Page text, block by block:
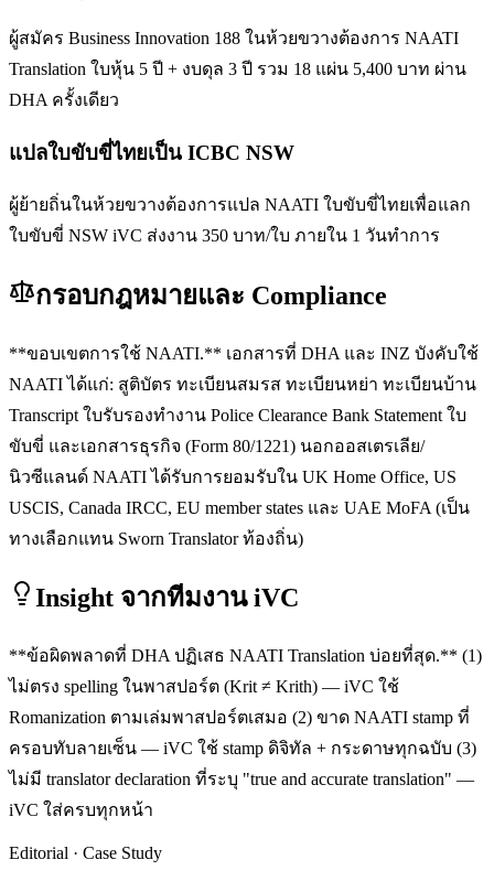
ผู้สมัคร Business Innovation 188 ในห้วยขวางต้องการ NAATI
Translation ใบหุ้น 5 ปี + งบดุล 3 ปี รวม 18 แผ่น 5,400 บาท ผ่าน
DHA ครั้งเดียว
แปลใบขับขี่ไทยเป็น ICBC NSW
ผู้ย้ายถิ่นในห้วยขวางต้องการแปล NAATI ใบขับขี่ไทยเพื่อแลก
ใบขับขี่ NSW iVC ส่งงาน 350 บาท/ใบ ภายใน 1 วันทำการ
กรอบกฎหมายและ Compliance
**ขอบเขตการใช้ NAATI.** เอกสารที่ DHA และ INZ บังคับใช้
NAATI ได้แก่: สูติบัตร ทะเบียนสมรส ทะเบียนหย่า ทะเบียนบ้าน
Transcript ใบรับรองทำงาน Police Clearance Bank Statement ใบ
ขับขี่ และเอกสารธุรกิจ (Form 80/1221) นอกออสเตรเลีย/
นิวซีแลนด์ NAATI ได้รับการยอมรับใน UK Home Office, US
USCIS, Canada IRCC, EU member states และ UAE MoFA (เป็น
ทางเลือกแทน Sworn Translator ท้องถิ่น)
Insight จากทีมงาน iVC
**ข้อผิดพลาดที่ DHA ปฏิเสธ NAATI Translation บ่อยที่สุด.** (1)
ไม่ตรง spelling ในพาสปอร์ต (Krit ≠ Krith) — iVC ใช้
Romanization ตามเล่มพาสปอร์ตเสมอ (2) ขาด NAATI stamp ที่
ครอบทับลายเซ็น — iVC ใช้ stamp ดิจิทัล + กระดาษทุกฉบับ (3)
ไม่มี translator declaration ที่ระบุ "true and accurate translation" —
iVC ใส่ครบทุกหน้า
Editorial · Case Study